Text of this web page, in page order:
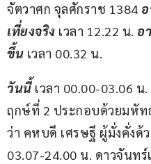
จัตวาศก จุลศักราช 1384
เที่ยงจริง เวลา 12.22 น. อ
ขึ้น เวลา 00.32 น.
วันนี้ เวลา 00.00-03.06
ฤกษ์ที่ 2 ประกอบด้วยมหั
ว่า คหบดี เศรษฐี ผู้มั่งคั่งด้
03.07-24.00 น. ดาวจันท